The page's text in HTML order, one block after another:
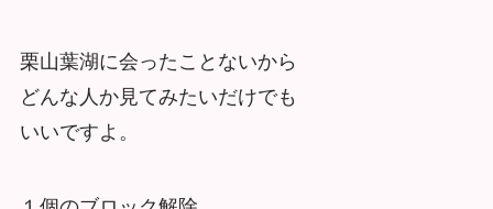
栗山葉湖に会ったことないから
どんな人か見てみたいだけでも
いいですよ。